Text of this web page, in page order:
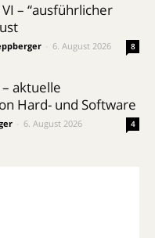
– “ausführlicher
6. August 2026 8
aktuelle
Hard- und Software
6. August 2026 4